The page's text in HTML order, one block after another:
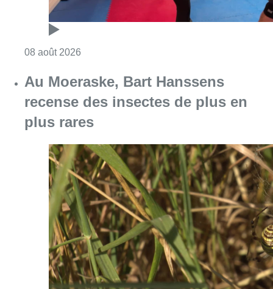
08 août 2026Consulter l'article "Au Moeraske, Bart
Partager l'article
Facebook
TwitterWhatsApp
Share
13 juillet 2022 - 18h20